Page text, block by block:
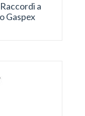
a
Gaspex
16,76